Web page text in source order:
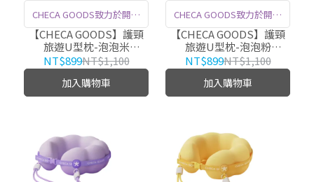
CHECA GOODS致力於開發
多種符合人體工學的記憶棉
產品，緩解人們日常生活工
作壓力，擁有超過10年的開
發和生產經驗，超過100項
質。
【CHECA GOODS】護頸
旅遊U型枕-泡泡米
CGBravoT13-CM
NT$899NT$1,100
加入購物車
CHECA GOODS致力於開發
多種符合人體工學的記憶棉
產品，緩解人們日常生活工
作壓力，擁有超過10年的開
發和生產經驗，超過100項
質。
【CHECA GOODS】護頸
旅遊U型枕-泡泡粉
CGBravoT13-PK
NT$899NT$1,100
加入購物車